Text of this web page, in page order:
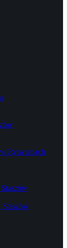
Rytwianach
Staszów